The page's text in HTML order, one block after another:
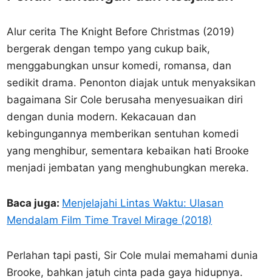
Alur cerita The Knight Before Christmas (2019)
bergerak dengan tempo yang cukup baik,
menggabungkan unsur komedi, romansa, dan
sedikit drama. Penonton diajak untuk menyaksikan
bagaimana Sir Cole berusaha menyesuaikan diri
dengan dunia modern. Kekacauan dan
kebingungannya memberikan sentuhan komedi
yang menghibur, sementara kebaikan hati Brooke
menjadi jembatan yang menghubungkan mereka.
Baca juga: Menjelajahi Lintas Waktu: Ulasan
Mendalam Film Time Travel Mirage (2018)
Perlahan tapi pasti, Sir Cole mulai memahami dunia
Brooke, bahkan jatuh cinta pada gaya hidupnya.